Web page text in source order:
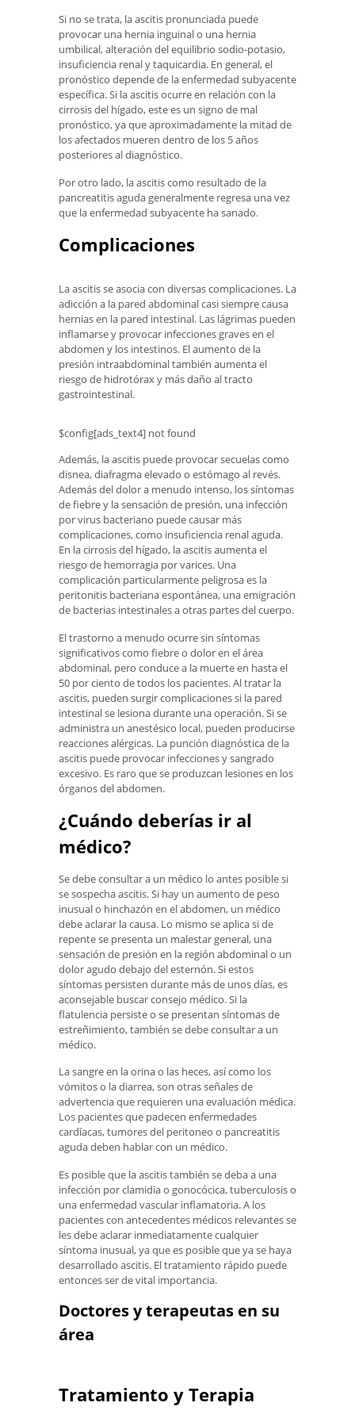
Si no se trata, la ascitis pronunciada puede
provocar una hernia inguinal o una hernia
umbilical, alteración del equilibrio sodio-potasio,
insuficiencia renal y taquicardia. En general, el
pronóstico depende de la enfermedad subyacente
específica. Si la ascitis ocurre en relación con la
cirrosis del hígado, este es un signo de mal
pronóstico, ya que aproximadamente la mitad de
los afectados mueren dentro de los 5 años
posteriores al diagnóstico.
Por otro lado, la ascitis como resultado de la
pancreatitis aguda generalmente regresa una vez
que la enfermedad subyacente ha sanado.
Complicaciones
La ascitis se asocia con diversas complicaciones. La
adicción a la pared abdominal casi siempre causa
hernias en la pared intestinal. Las lágrimas pueden
inflamarse y provocar infecciones graves en el
abdomen y los intestinos. El aumento de la
presión intraabdominal también aumenta el
riesgo de hidrotórax y más daño al tracto
gastrointestinal.
$config[ads_text4] not found
Además, la ascitis puede provocar secuelas como
disnea, diafragma elevado o estómago al revés.
Además del dolor a menudo intenso, los síntomas
de fiebre y la sensación de presión, una infección
por virus bacteriano puede causar más
complicaciones, como insuficiencia renal aguda.
En la cirrosis del hígado, la ascitis aumenta el
riesgo de hemorragia por varices. Una
complicación particularmente peligrosa es la
peritonitis bacteriana espontánea, una emigración
de bacterias intestinales a otras partes del cuerpo.
El trastorno a menudo ocurre sin síntomas
significativos como fiebre o dolor en el área
abdominal, pero conduce a la muerte en hasta el
50 por ciento de todos los pacientes. Al tratar la
ascitis, pueden surgir complicaciones si la pared
intestinal se lesiona durante una operación. Si se
administra un anestésico local, pueden producirse
reacciones alérgicas. La punción diagnóstica de la
ascitis puede provocar infecciones y sangrado
excesivo. Es raro que se produzcan lesiones en los
órganos del abdomen.
¿Cuándo deberías ir al
médico?
Se debe consultar a un médico lo antes posible si
se sospecha ascitis. Si hay un aumento de peso
inusual o hinchazón en el abdomen, un médico
debe aclarar la causa. Lo mismo se aplica si de
repente se presenta un malestar general, una
sensación de presión en la región abdominal o un
dolor agudo debajo del esternón. Si estos
síntomas persisten durante más de unos días, es
aconsejable buscar consejo médico. Si la
flatulencia persiste o se presentan síntomas de
estreñimiento, también se debe consultar a un
médico.
La sangre en la orina o las heces, así como los
vómitos o la diarrea, son otras señales de
advertencia que requieren una evaluación médica.
Los pacientes que padecen enfermedades
cardíacas, tumores del peritoneo o pancreatitis
aguda deben hablar con un médico.
Es posible que la ascitis también se deba a una
infección por clamidia o gonocócica, tuberculosis o
una enfermedad vascular inflamatoria. A los
pacientes con antecedentes médicos relevantes se
les debe aclarar inmediatamente cualquier
síntoma inusual, ya que es posible que ya se haya
desarrollado ascitis. El tratamiento rápido puede
entonces ser de vital importancia.
Doctores y terapeutas en su
área
Tratamiento y Terapia